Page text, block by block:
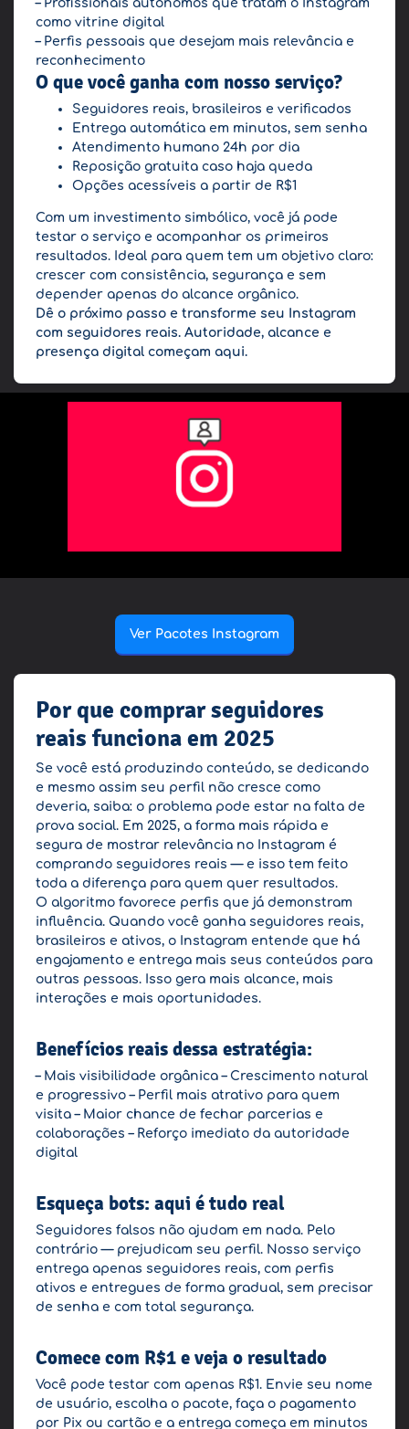
– Profissionais autônomos que tratam o Instagram
como vitrine digital
– Perfis pessoais que desejam mais relevância e
reconhecimento
O que você ganha com nosso serviço?
Seguidores reais, brasileiros e verificados
Entrega automática em minutos, sem senha
Atendimento humano 24h por dia
Reposição gratuita caso haja queda
Opções acessíveis a partir de R$1
Com um investimento simbólico, você já pode
testar o serviço e acompanhar os primeiros
resultados. Ideal para quem tem um objetivo claro:
crescer com consistência, segurança e sem
depender apenas do alcance orgânico.
Dê o próximo passo e transforme seu Instagram
com seguidores reais. Autoridade, alcance e
presença digital começam aqui.
Ver Pacotes Instagram
Por que comprar seguidores
reais funciona em 2025
Se você está produzindo conteúdo, se dedicando
e mesmo assim seu perfil não cresce como
deveria, saiba: o problema pode estar na falta de
prova social. Em 2025, a forma mais rápida e
segura de mostrar relevância no Instagram é
comprando seguidores reais — e isso tem feito
toda a diferença para quem quer resultados.
O algoritmo favorece perfis que já demonstram
influência. Quando você ganha seguidores reais,
brasileiros e ativos, o Instagram entende que há
engajamento e entrega mais seus conteúdos para
outras pessoas. Isso gera mais alcance, mais
interações e mais oportunidades.
Benefícios reais dessa estratégia:
– Mais visibilidade orgânica – Crescimento natural
e progressivo – Perfil mais atrativo para quem
visita – Maior chance de fechar parcerias e
colaborações – Reforço imediato da autoridade
digital
Esqueça bots: aqui é tudo real
Seguidores falsos não ajudam em nada. Pelo
contrário — prejudicam seu perfil. Nosso serviço
entrega apenas seguidores reais, com perfis
ativos e entregues de forma gradual, sem precisar
de senha e com total segurança.
Comece com R$1 e veja o resultado
Você pode testar com apenas R$1. Envie seu nome
de usuário, escolha o pacote, faça o pagamento
por Pix ou cartão e a entrega começa em minutos